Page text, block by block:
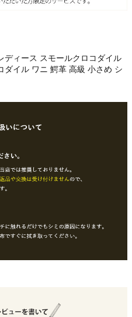
ディース スモールクロコダイル
ダイル ワニ 鰐革 高級 小さめ シ